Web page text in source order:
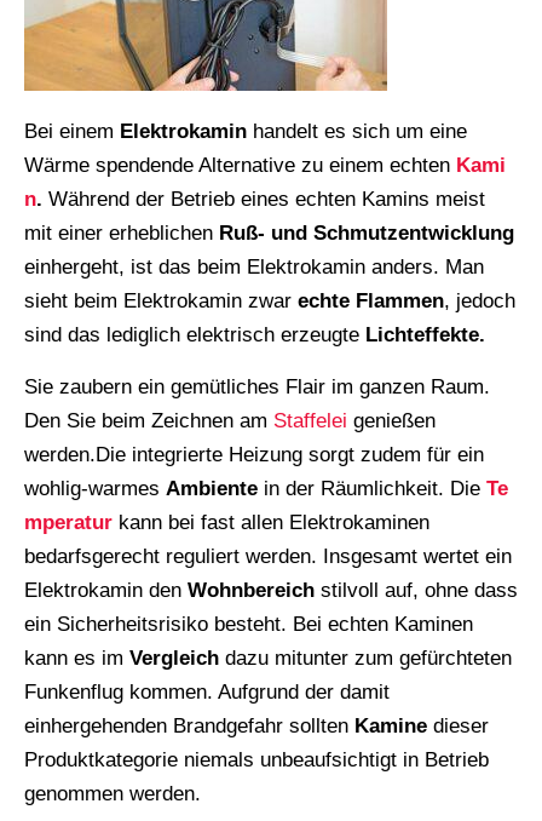
Bei einem Elektrokamin handelt es sich um eine
Wärme spendende Alternative zu einem echten Kami
n. Während der Betrieb eines echten Kamins meist
mit einer erheblichen Ruß- und Schmutzentwicklung
einhergeht, ist das beim Elektrokamin anders. Man
sieht beim Elektrokamin zwar echte Flammen, jedoch
sind das lediglich elektrisch erzeugte Lichteffekte.
Sie zaubern ein gemütliches Flair im ganzen Raum.
Den Sie beim Zeichnen am Staffelei genießen
werden.Die integrierte Heizung sorgt zudem für ein
wohlig-warmes Ambiente in der Räumlichkeit. Die Te
mperatur kann bei fast allen Elektrokaminen
bedarfsgerecht reguliert werden. Insgesamt wertet ein
Elektrokamin den Wohnbereich stilvoll auf, ohne dass
ein Sicherheitsrisiko besteht. Bei echten Kaminen
kann es im Vergleich dazu mitunter zum gefürchteten
Funkenflug kommen. Aufgrund der damit
einhergehenden Brandgefahr sollten Kamine dieser
Produktkategorie niemals unbeaufsichtigt in Betrieb
genommen werden.